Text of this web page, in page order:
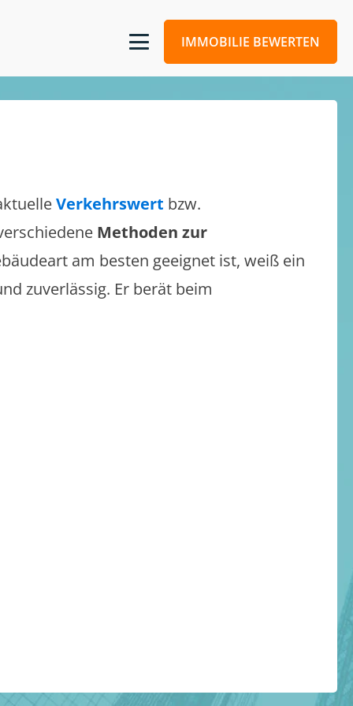
IMMOBILIE BEWERTEN
Verkehrswert bzw.
Methoden zur
am besten geeignet ist, weiß ein
zuverlässig. Er berät beim